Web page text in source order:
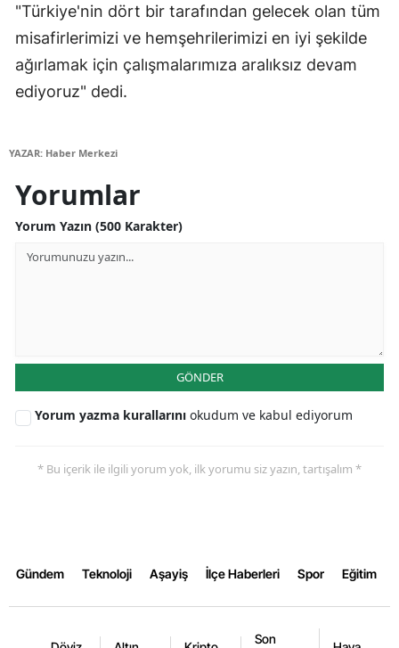
Kastamonu
Kayseri
Muğla
Ordu
Rize
Sakarya
"Türkiye'nin dört bir tarafından gelecek olan tüm
misafirlerimizi ve hemşehrilerimizi en iyi şekilde
ağırlamak için çalışmalarımıza aralıksız devam
ediyoruz" dedi.
YAZAR: Haber Merkezi
Yorumlar
Yorum Yazın (500 Karakter)
GÖNDER
Yorum yazma kurallarını okudum ve kabul ediyorum
* Bu içerik ile ilgili yorum yok, ilk yorumu siz yazın, tartışalım *
Gündem Teknoloji Aşayiş İlçe Haberleri Spor Eğitim
Son